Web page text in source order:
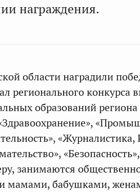
награждения.
области наградили
регионального
образований
«Журналистика,
занимаются
мамами, бабушками,